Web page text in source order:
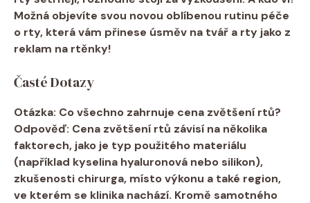
Možná objevíte svou novou oblíbenou rutinu péče
o rty, která vám přinese úsměv na tvář a rty jako z
reklam na rtěnky!
Časté Dotazy
Otázka: Co všechno zahrnuje cena zvětšení rtů?
Odpověď: Cena zvětšení rtů závisí na několika
faktorech, jako je typ použitého materiálu
(například kyselina hyaluronová nebo silikon),
zkušenosti chirurga, místo výkonu a také region,
ve kterém se klinika nachází. Kromě samotného